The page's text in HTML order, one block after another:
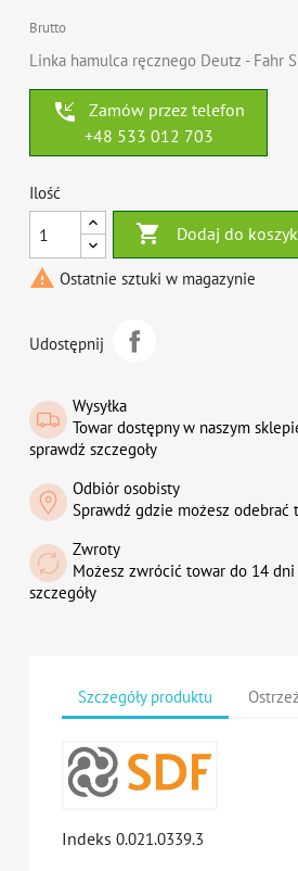
Brutto
Linka hamulca ręcznego Deutz - Fahr
phone_callback
Zamów przez telefon
+48 533 012 703
Ilość
 Dodaj do
 Ostatnie sztuki w magazynie
Udostępnij
Wysyłka
Towar dostępny w naszym
sprawdź szczegoły
Odbiór osobisty
Sprawdź gdzie możesz odebrać
Zwroty
Możesz zwrócić towar do 14
szczegóły
Szczegóły produktu
Indeks 0.021.0339.3